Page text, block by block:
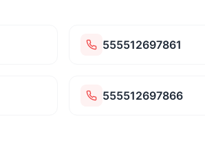
555512697861
555512697866